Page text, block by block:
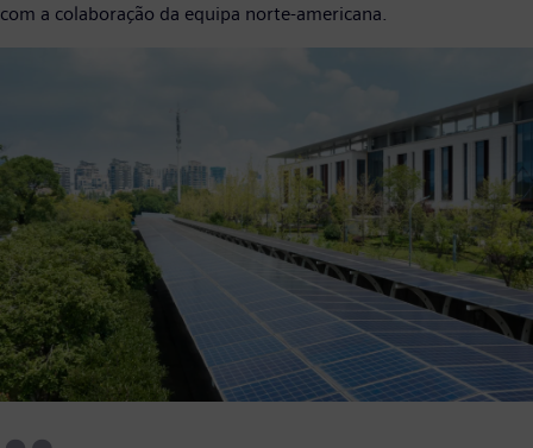
com a colaboração da equipa norte-americana.